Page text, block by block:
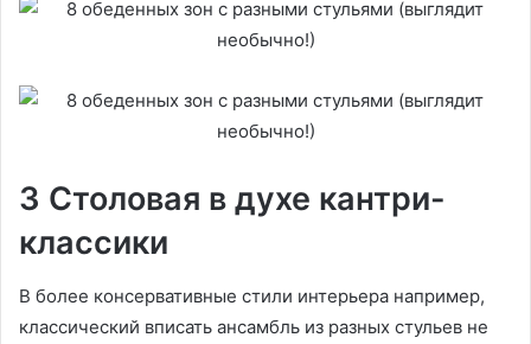
3 Столовая в духе кантри-
классики
В более консервативные стили интерьера например,
классический вписать ансамбль из разных стульев не